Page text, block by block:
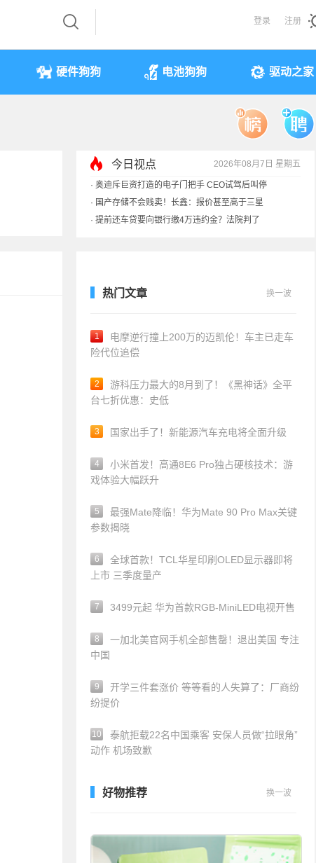
登录 注册
硬件狗狗 电池狗狗 驱动之家
今日视点 2026年08月7日 星期五
· 奥迪斥巨资打造的电子门把手 CEO试驾后叫停
· 国产存储不会贱卖！长鑫：报价甚至高于三星
· 提前还车贷要向银行缴4万违约金？法院判了
热门文章 换一波
1
电摩逆行撞上200万的迈凯伦！车主已走车
险代位追偿
2
游科压力最大的8月到了！《黑神话》全平
台七折优惠：史低
3 国家出手了！新能源汽车充电将全面升级
4
小米首发！高通8E6 Pro独占硬核技术：游
戏体验大幅跃升
5
最强Mate降临！华为Mate 90 Pro Max关键
参数揭晓
6
全球首款！TCL华星印刷OLED显示器即将
上市 三季度量产
7 3499元起 华为首款RGB-MiniLED电视开售
8
一加北美官网手机全部售罄！退出美国 专注
中国
9
开学三件套涨价 等等看的人失算了：厂商纷
纷提价
10
泰航拒载22名中国乘客 安保人员做“拉眼角”
动作 机场致歉
好物推荐 换一波